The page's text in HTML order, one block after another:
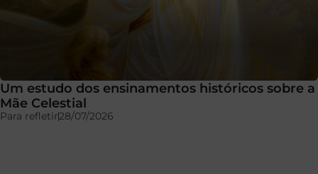
Um estudo dos ensinamentos históricos sobre a
Mãe Celestial
Para refletir28/07/2026